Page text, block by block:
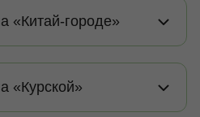
«Китай-городе»
«Курской»